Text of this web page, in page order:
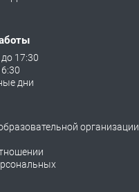
17:30
дни
организации